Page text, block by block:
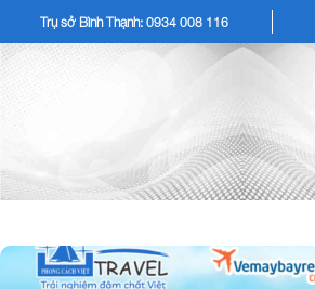
Trụ sở Bình Thạnh: 0934 008 116